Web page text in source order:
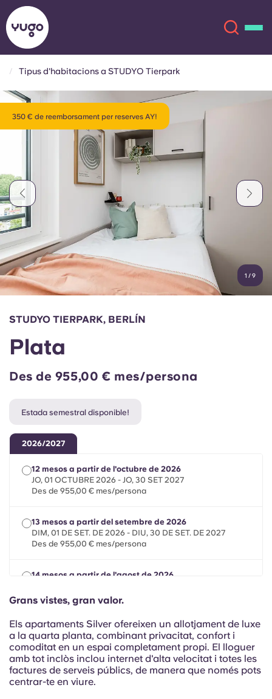
Sobre
Ubicacions
Compte Llengua
English (GB)
English (US)
Español
Català
Italian
French
Portuguese
Selecciona un país
Reserva ara
English (US)
Chinese Español
Català
Italian
Portuguese
Tipus d'habitacions a STUDYO Tierpark
350 € de reemborsament per reserves AY!
1 /9
STUDYO TIERPARK, BERLÍN
Plata
Des de 955,00 € mes/persona
Estada semestral disponible!
2026/2027
12 mesos a partir de l'octubre de 2026
JO, 01 OCTUBRE 2026 - JO, 30 SET 2027
Des de 955,00 € mes/persona
13 mesos a partir del setembre de 2026
DIM, 01 DE SET. DE 2026 - DIU, 30 DE SET. DE 2027
Des de 955,00 € mes/persona
14 mesos a partir de l'agost de 2026
Des de 955,00 € mes/persona
Estada semestral (semestre d'hivern 26/27) (1)
DJ, 01 OCT 2026 - DC, 31 MAR 2027
Des de 955,00 € mes/persona
Grans vistes, gran valor.
Els apartaments Silver ofereixen un allotjament de luxe
a la quarta planta, combinant privacitat, confort i
comoditat en un espai completament propi. El lloguer
amb tot inclòs inclou internet d'alta velocitat i totes les
factures de serveis públics, de manera que només pots
centrar-te en viure.